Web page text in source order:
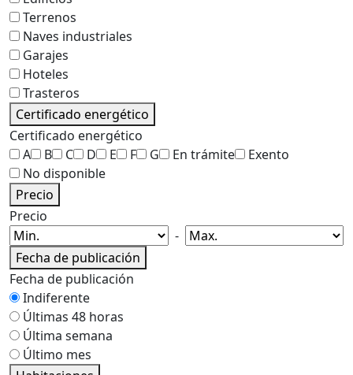
Terrenos
Naves industriales
Garajes
Hoteles
Trasteros
Certificado energético
Certificado energético
A
B C D E F G En trámite
Exento
No disponible
Precio
Precio
-
Fecha de publicación
Fecha de publicación
Indiferente
Últimas 48 horas
Última semana
Último mes